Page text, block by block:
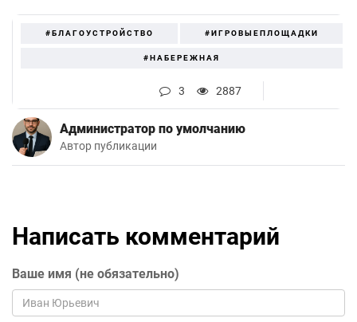
#БЛАГОУСТРОЙСТВО #ИГРОВЫЕПЛОЩАДКИ
#НАБЕРЕЖНАЯ
3 2887
Администратор по умолчанию
Автор публикации
Написать комментарий
Ваше имя (не обязательно)